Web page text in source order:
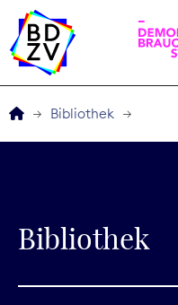
Service
Bibliothek
Bibliothek